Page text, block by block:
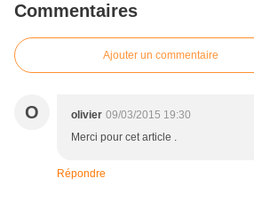
Commentaires
Ajouter un commentaire
O olivier 09/03/2015 19:30
Merci pour cet article .
Répondre